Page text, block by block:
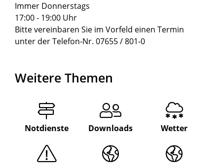
Immer Donnerstags
17:00 - 19:00 Uhr
Bitte vereinbaren Sie im Vorfeld einen Termin
unter der Telefon-Nr. 07655 / 801-0
Weitere Themen
Notdienste Downloads Wetter